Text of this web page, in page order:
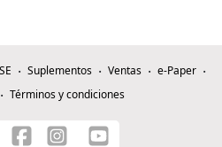
Suplementos Ventas
e-Paper
Términos y condiciones